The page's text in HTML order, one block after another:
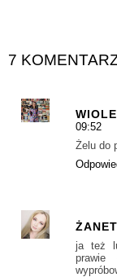
7
09:52
Żelu do
ja też
prawie